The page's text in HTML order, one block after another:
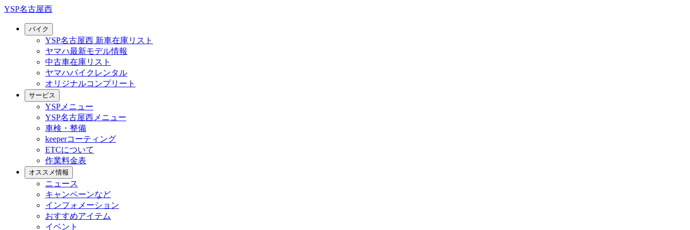
YSP名古屋西
バイク
YSP名古屋西 新車在庫リスト
ヤマハ最新モデル情報
中古車在庫リスト
ヤマハバイクレンタル
オリジナルコンプリート
サービス
YSPメニュー
YSP名古屋西メニュー
車検・整備
keeperコーティング
ETCについて
作業料金表
オススメ情報
ニュース
キャンペーンなど
インフォメーション
おすすめアイテム
イベント